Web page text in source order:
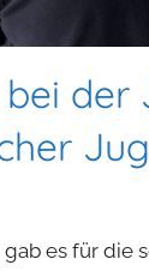
der
es für